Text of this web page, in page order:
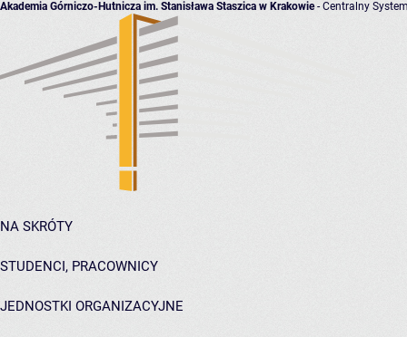
Akademia Górniczo-Hutnicza im. Stanisława Staszica w Krakowie- Centralny
NA SKRÓTY
STUDENCI, PRACOWNICY
JEDNOSTKI ORGANIZACYJNE